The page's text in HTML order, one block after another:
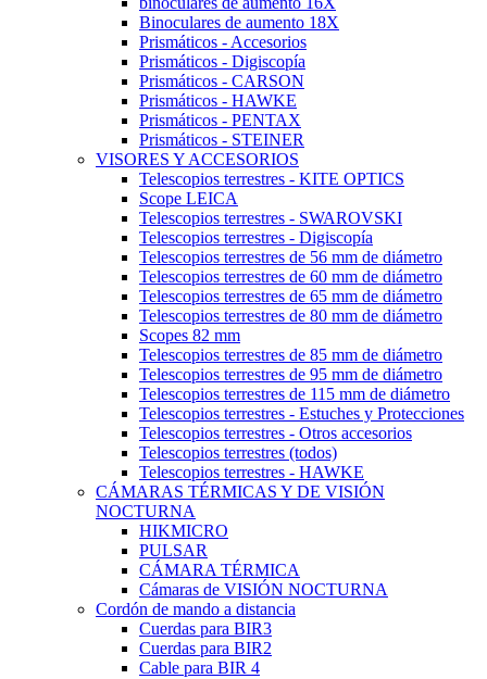
Binoculares de aumento 18X
Prismáticos - Accesorios
Prismáticos - Digiscopía
Prismáticos - CARSON
Prismáticos - HAWKE
Prismáticos - PENTAX
Prismáticos - STEINER
VISORES Y ACCESORIOS
Telescopios terrestres - KITE OPTICS
Scope LEICA
Telescopios terrestres - SWAROVSKI
Telescopios terrestres - Digiscopía
Telescopios terrestres de 56 mm de diámetro
Telescopios terrestres de 60 mm de diámetro
Telescopios terrestres de 65 mm de diámetro
Telescopios terrestres de 80 mm de diámetro
Scopes 82 mm
Telescopios terrestres de 85 mm de diámetro
Telescopios terrestres de 95 mm de diámetro
Telescopios terrestres de 115 mm de diámetro
Telescopios terrestres - Estuches y Protecciones
Telescopios terrestres - Otros accesorios
Telescopios terrestres (todos)
Telescopios terrestres - HAWKE
CÁMARAS TÉRMICAS Y DE VISIÓN
NOCTURNA
HIKMICRO
PULSAR
CÁMARA TÉRMICA
Cámaras de VISIÓN NOCTURNA
Cordón de mando a distancia
Cuerdas para BIR3
Cuerdas para BIR2
Cable para BIR 4